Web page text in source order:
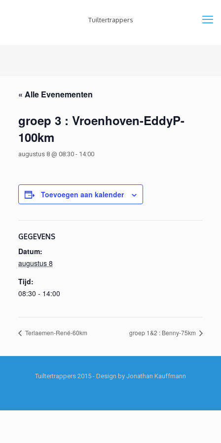
Tuiltertrappers
« Alle Evenementen
groep 3 : Vroenhoven-EddyP-
100km
augustus 8 @ 08:30- 14:00
Toevoegen aan kalender
GEGEVENS
Datum:
augustus 8
Tijd:
08:30 - 14:00
Terlaemen-René-60km groep 1&2 : Benny-75km
Tuiltertrappers 2015 - Design by Jonathan Kauffmann